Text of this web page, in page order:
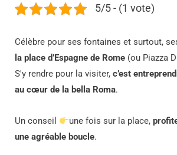
5/5 - (1 vote)
Célèbre pour ses fontaines et surtout,
la place d’Espagne de Rome (ou Piazza
S'y rendre pour la visiter, c’est
au cœur de la bella Roma.
Un conseil une fois sur la place,
une agréable boucle.